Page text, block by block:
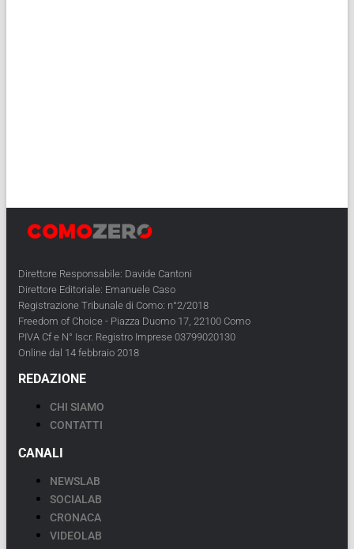
Direttore Responsabile: Davide Cantoni
Direttore Editoriale: Emanuele Caso
Registrazione Tribunale di Como: n°2/2018
Freedom of Choice - Piazza Duomo 17, 22100 Como
PIVA Cf e N° Iscr. Registro Imprese 03799020130
Online dal 14 febbraio 2018
REDAZIONE
CHI SIAMO
CONTATTI
CANALI
NEWSLAB
SOCIALAB
CRONACA
VIDEOLAB